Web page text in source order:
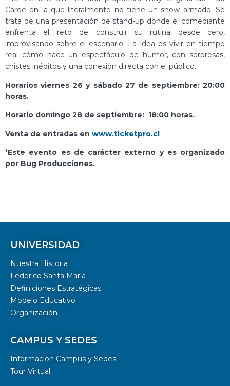
Caroe en la que literalmente no tiene un show armado. Se
trata de una presentación de stand-up donde el comediante
enfrenta el reto de construir su rutina desde cero,
improvisando sobre el escenario. La idea es vivir en tiempo
real cómo nace un espectáculo de humor, con sorpresas,
chistes inéditos y una conexión directa con el público.
Horarios viernes 26 y sábado 27 de septiembre: 20:00
horas.
Horario domingo 28 de septiembre: 18:00 horas.
Venta de entradas en www.ticketpro.cl
*Este evento es de carácter externo y es organizado
por Bug Producciones.
UNIVERSIDAD
Nuestra Historia
Federico Santa María
Definiciones Estratégicas
Modelo Educativo
Organización
CAMPUS Y SEDES
Información Campus y Sedes
Tour Virtual